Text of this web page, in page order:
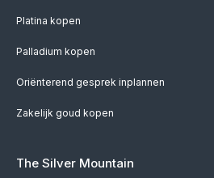
Platina kopen
Palladium kopen
Oriënterend gesprek inplannen
Zakelijk goud kopen
The Silver Mountain